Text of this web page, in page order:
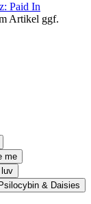
Paid In
Artikel ggf.
me
luv
& Daisies